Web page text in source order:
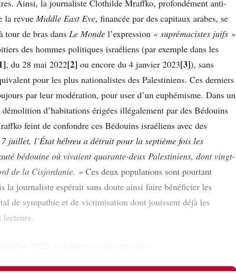
Ainsi, la journaliste Clothilde Mraffko, profondément anti-
la revueMiddle East Eye, financée par des capitaux arabes, se
tour de bras dans Le Monde l’expression « suprémacistes juifs »
des hommes politiques israéliens (par exemple dans les
, du 28 mai 2022[2] ou encore du 4 janvier 2023[3]), sans
pour les plus nationalistes des Palestiniens. Ces derniers
par leur modération, pour user d’un euphémisme. Dans un
d’habitations érigées illégalement par des Bédouins
feint de confondre ces Bédouins israéliens avec des
juillet, l’État hébreu a détruit pour la septième fois les
bédouine où vivaient quarante-deux Palestiniens, dont vingt-
de la Cisjordanie. » Ces deux populations sont pourtant
la journaliste espérait sans doute ainsi faire bénéficier les
de sympathie et de victimisation dont jouissent déjà les
lecteurs.